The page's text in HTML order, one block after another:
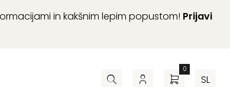
in kakšnim lepim popustom! Prijavi
0
SL